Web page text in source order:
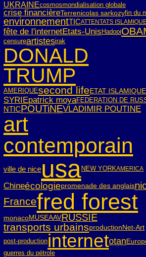
UKRAINEcosmosmondialisation globale
crise financièreTerrenicolas sarkozyfin du
environnementTICATTENTATS
fête de l'internetEtats-UnisHadopi
censureartistesirak
DONALD
TRUMP
AMERIQUEsecond lifeETAT ISLAMIQUE
SYRIEpatrick moyaFEDERATION DE
NTICPOUTiNEVLADIMIR POUTINE
art
contemporain
ville de niceusaNEW YORKAMERICA
Chineécologiepromenade des anglais
Francefred forest
monacoMUSEAAVRUSSIE
transports urbainsproductionNet-Art
post-productioninternetotan
guerres du pétrole